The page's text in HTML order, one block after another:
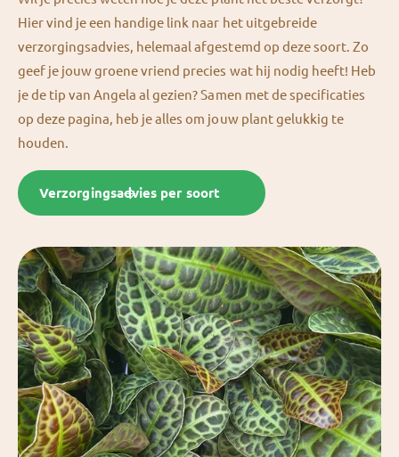
Hier vind je een handige link naar het uitgebreide
verzorgingsadvies, helemaal afgestemd op deze soort. Zo
geef je jouw groene vriend precies wat hij nodig heeft! Heb
je de tip van Angela al gezien? Samen met de specificaties
op deze pagina, heb je alles om jouw plant gelukkig te
houden.
Verzorgingsadvies per soort